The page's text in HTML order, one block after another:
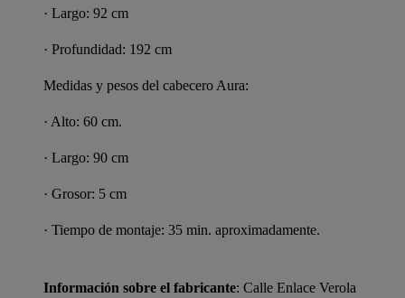
· Largo: 92 cm
· Profundidad: 192 cm
Medidas y pesos del cabecero Aura:
· Alto: 60 cm.
· Largo: 90 cm
· Grosor: 5 cm
· Tiempo de montaje: 35 min. aproximadamente.
Información sobre el fabricante: Calle Enlace Verola